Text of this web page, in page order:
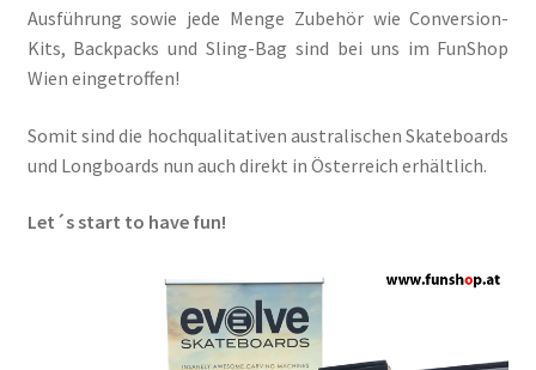
Ausführung sowie jede Menge Zubehör wie Conversion-
Kits, Backpacks und Sling-Bag sind bei uns im FunShop
Wien eingetroffen!
Somit sind die hochqualitativen australischen Skateboards
und Longboards nun auch direkt in Österreich erhältlich.
Let´s start to have fun!